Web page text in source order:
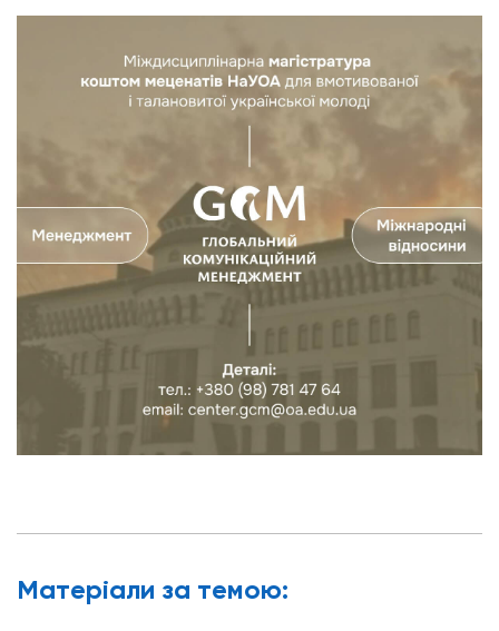
Матерiали за темою: